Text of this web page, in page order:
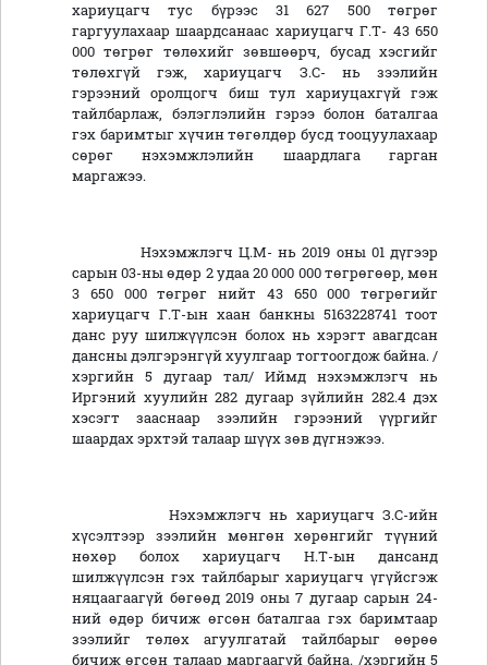
хариуцагч тус бүрээс 31 627 500 төгрөг
гаргуулахаар шаардсанаас хариуцагч Г.Т- 43 650
000 төгрөг төлөхийг зөвшөөрч, бусад хэсгийг
төлөхгүй гэж, хариуцагч З.С- нь зээлийн
гэрээний оролцогч биш тул хариуцахгүй гэж
тайлбарлаж, бэлэглэлийн гэрээ болон баталгаа
гэх баримтыг хүчин төгөлдөр бусд тооцуулахаар
сөрөг нэхэмжлэлийн шаардлага гарган
маргажээ.
Нэхэмжлэгч Ц.М- нь 2019 оны 01 дүгээр
сарын 03-ны өдөр 2 удаа 20 000 000 төгрөгөөр, мөн
3 650 000 төгрөг нийт 43 650 000 төгрөгийг
хариуцагч Г.Т-ын хаан банкны 5163228741 тоот
данс руу шилжүүлсэн болох нь хэрэгт авагдсан
дансны дэлгэрэнгүй хуулгаар тогтоогдож байна. /
хэргийн 5 дугаар тал/ Иймд нэхэмжлэгч нь
Иргэний хуулийн 282 дугаар зүйлийн 282.4 дэх
хэсэгт зааснаар зээлийн гэрээний үүргийг
шаардах эрхтэй талаар шүүх зөв дүгнэжээ.
Нэхэмжлэгч нь хариуцагч З.С-ийн
хүсэлтээр зээлийн мөнгөн хөрөнгийг түүний
нөхөр болох хариуцагч Н.Т-ын дансанд
шилжүүлсэн гэх тайлбарыг хариуцагч үгүйсгэж
няцаагаагүй бөгөөд 2019 оны 7 дугаар сарын 24-
ний өдөр бичиж өгсөн баталгаа гэх баримтаар
зээлийг төлөх агуулгатай тайлбарыг өөрөө
бичиж өгсөн талаар маргаагүй байна. /хэргийн 5